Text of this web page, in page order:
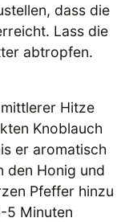
dass die
Lass die
abtropfen.
Hitze
Knoblauch
er aromatisch
den Honig und
Pfeffer hinzu
5 Minuten